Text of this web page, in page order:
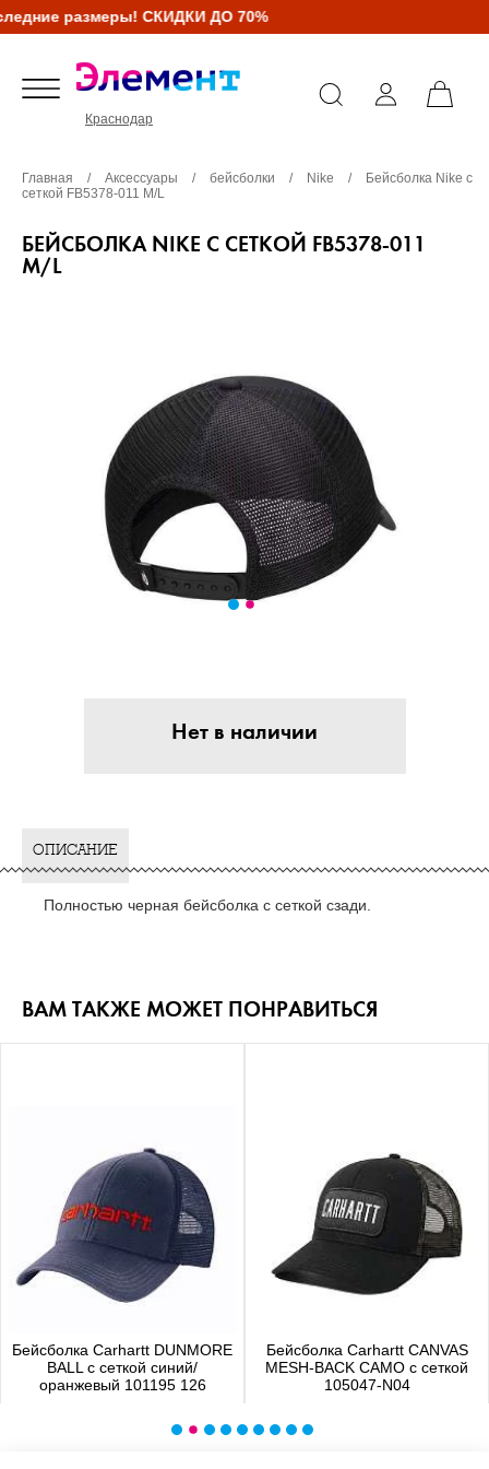
размеры! СКИДКИ ДО 70%
Краснодар
Главная / Аксессуары / бейсболки / Nike /
Бейсболка Nike с
сеткой FB5378-011 M/L
БЕЙСБОЛКА NIKE С СЕТКОЙ FB5378-011
M/L
Нет в наличии
ОПИСАНИЕ
Полностью черная бейсболка с сеткой сзади.
ВАМ ТАКЖЕ МОЖЕТ ПОНРАВИТЬСЯ
Бейсболка Carhartt DUNMORE
BALL с сеткой синий/
оранжевый 101195 126
Бейсболка Carhartt CANVAS
MESH-BACK CAMO с сеткой
105047-N04